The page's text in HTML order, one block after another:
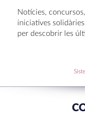
Oficis de
Premi al
Notícies,
iniciatives
per descobrir les